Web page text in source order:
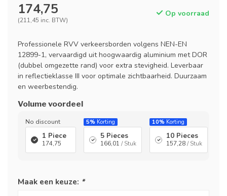
174,75
(211,45 inc. BTW)
Op voorraad
Professionele RVV verkeersborden volgens NEN-EN
12899-1, vervaardigd uit hoogwaardig aluminium met DOR
(dubbel omgezette rand) voor extra stevigheid. Leverbaar
in reflectieklasse III voor optimale zichtbaarheid. Duurzaam
en weerbestendig.
Volume voordeel
No discount
1 Piece
174,75
5% Korting
5 Pieces
166,01 / Stuk
10% Korting
10 Pieces
157,28/ Stuk
Maak een keuze: *